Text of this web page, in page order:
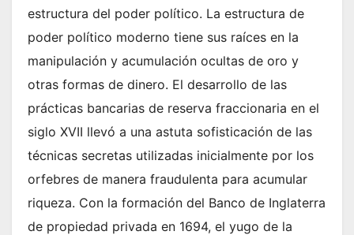
estructura del poder político. La estructura de
poder político moderno tiene sus raíces en la
manipulación y acumulación ocultas de oro y
otras formas de dinero. El desarrollo de las
prácticas bancarias de reserva fraccionaria en el
siglo XVII llevó a una astuta sofisticación de las
técnicas secretas utilizadas inicialmente por los
orfebres de manera fraudulenta para acumular
riqueza. Con la formación del Banco de Inglaterra
de propiedad privada en 1694, el yugo de la